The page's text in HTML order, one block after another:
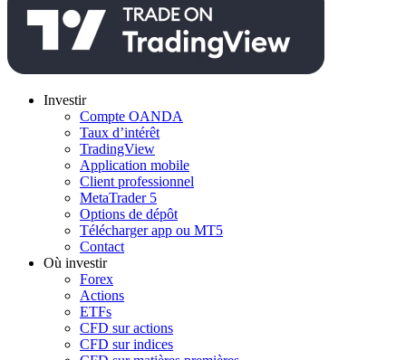
Investir
Compte OANDA
Taux d’intérêt
TradingView
Application mobile
Client professionnel
MetaTrader 5
Options de dépôt
Télécharger app ou MT5
Contact
Où investir
Forex
Actions
ETFs
CFD sur actions
CFD sur indices